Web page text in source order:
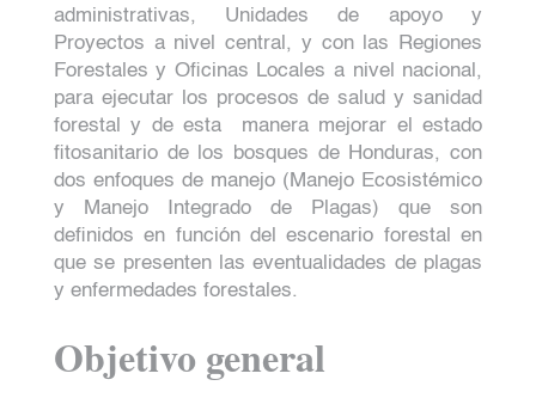
administrativas, Unidades de apoyo y
Proyectos a nivel central, y con las Regiones
Forestales y Oficinas Locales a nivel nacional,
para ejecutar los procesos de salud y sanidad
forestal y de esta
manera mejorar el estado
fitosanitario de los bosques de Honduras, con
dos enfoques de manejo (Manejo Ecosistémico
y Manejo Integrado de Plagas) que son
definidos en función del escenario forestal en
que se presenten las eventualidades de plagas
y enfermedades forestales.
Objetivo general